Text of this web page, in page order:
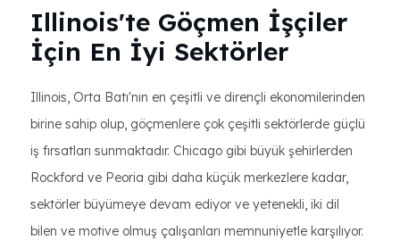
Illinois'te Göçmen İşçiler
İçin En İyi Sektörler
Illinois, Orta Batı'nın en çeşitli ve dirençli ekonomilerinden
birine sahip olup, göçmenlere çok çeşitli sektörlerde güçlü
iş fırsatları sunmaktadır. Chicago gibi büyük şehirlerden
Rockford ve Peoria gibi daha küçük merkezlere kadar,
sektörler büyümeye devam ediyor ve yetenekli, iki dil
bilen ve motive olmuş çalışanları memnuniyetle karşılıyor.